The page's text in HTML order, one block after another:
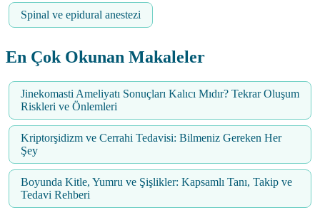
Spinal ve epidural anestezi
En Çok Okunan Makaleler
Jinekomasti Ameliyatı Sonuçları Kalıcı Mıdır? Tekrar Oluşum
Riskleri ve Önlemleri
Kriptorşidizm ve Cerrahi Tedavisi: Bilmeniz Gereken Her
Şey
Boyunda Kitle, Yumru ve Şişlikler: Kapsamlı Tanı, Takip ve
Tedavi Rehberi